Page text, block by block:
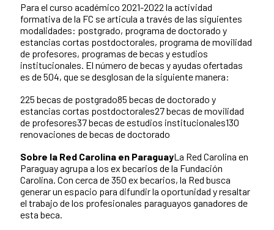
Para el curso académico 2021-2022 la actividad
formativa de la FC se articula a través de las siguientes
modalidades: postgrado, programa de doctorado y
estancias cortas postdoctorales, programa de movilidad
de profesores, programas de becas y estudios
institucionales. El número de becas y ayudas ofertadas
es de 504, que se desglosan de la siguiente manera:
225 becas de postgrado85 becas de doctorado y
estancias cortas postdoctorales27 becas de movilidad
de profesores37 becas de estudios institucionales130
renovaciones de becas de doctorado
Sobre la Red Carolina en ParaguayLa Red Carolina en
Paraguay agrupa a los ex becarios de la Fundación
Carolina. Con cerca de 350 ex becarios, la Red busca
generar un espacio para difundir la oportunidad y resaltar
el trabajo de los profesionales paraguayos ganadores de
esta beca.